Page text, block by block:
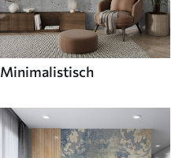
Minimalistisch